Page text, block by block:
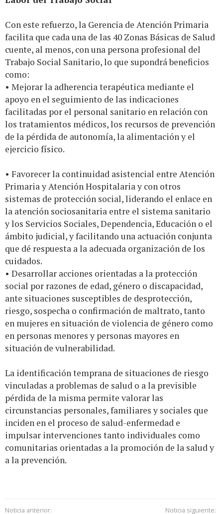
Con este refuerzo, la Gerencia de Atención Primaria
facilita que cada una de las 40 Zonas Básicas de Salud
cuente, al menos, con una persona profesional del
Trabajo Social Sanitario, lo que supondrá beneficios
como:
• Mejorar la adherencia terapéutica mediante el
apoyo en el seguimiento de las indicaciones
facilitadas por el personal sanitario en relación con
los tratamientos médicos, los recursos de prevención
de la pérdida de autonomía, la alimentación y el
ejercicio físico.
• Favorecer la continuidad asistencial entre Atención
Primaria y Atención Hospitalaria y con otros
sistemas de protección social, liderando el enlace en
la atención sociosanitaria entre el sistema sanitario
y los Servicios Sociales, Dependencia, Educación o el
ámbito judicial, y facilitando una actuación conjunta
que dé respuesta a la adecuada organización de los
cuidados.
• Desarrollar acciones orientadas a la protección
social por razones de edad, género o discapacidad,
ante situaciones susceptibles de desprotección,
riesgo, sospecha o confirmación de maltrato, tanto
en mujeres en situación de violencia de género como
en personas menores y personas mayores en
situación de vulnerabilidad.
La identificación temprana de situaciones de riesgo
vinculadas a problemas de salud o a la previsible
pérdida de la misma permite valorar las
circunstancias personales, familiares y sociales que
inciden en el proceso de salud-enfermedad e
impulsar intervenciones tanto individuales como
comunitarias orientadas a la promoción de la salud y
a la prevención.
Noticia anterior: Noticia siguiente: